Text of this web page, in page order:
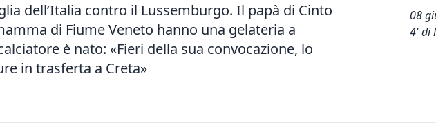
dell’Italia contro il Lussemburgo. Il papà di Cinto
di Fiume Veneto hanno una gelateria a
è nato: «Fieri della sua convocazione, lo
in trasferta a Creta»
08
4' di